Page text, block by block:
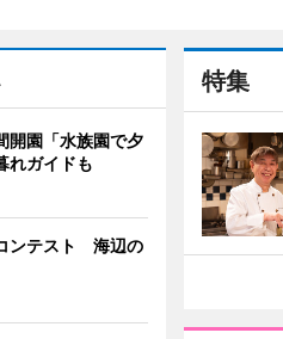
特集
開園「水族園で夕
ガイドも
ンテスト 海辺の